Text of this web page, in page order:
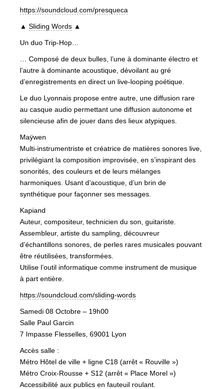
https://soundcloud.com/presqueca
▲ Sliding Words ▲
Un duo Trip-Hop…
… Composé de deux bulles, l’une à dominante électro et
l’autre à dominante acoustique, dévoilant au gré
d’enregistrements en direct un live-looping poétique.
Le duo Lyonnais propose entre autre, une diffusion rare
au casque audio permettant une diffusion autonome et
silencieuse afin de jouer dans des lieux atypiques.
Maÿwen
Multi-instrumentriste et créatrice de matières sonores live,
privilégiant la composition improvisée, en s’inspirant des
sonorités, des couleurs et de leurs mélanges
harmoniques. Usant d’acoustique, d’un brin de
synthétique pour façonner ses messages.
Kapiand
Auteur, compositeur, technicien du son, guitariste.
Assembleur, artiste du sampling, découvreur
d’échantillons sonores, de perles rares musicales pouvant
être réutilisées, transformées.
Utilise l’outil informatique comme instrument de musique
à part entière.
https://soundcloud.com/sliding-words
Samedi 08 Octobre – 19h00
Salle Paul Garcin
7 Impasse Flesselles, 69001 Lyon
Accès salle :
Métro Hôtel de ville + ligne C18 (arrêt « Rouville »)
Métro Croix-Rousse + S12 (arrêt « Place Morel »)
Accessibilité aux publics en fauteuil roulant.